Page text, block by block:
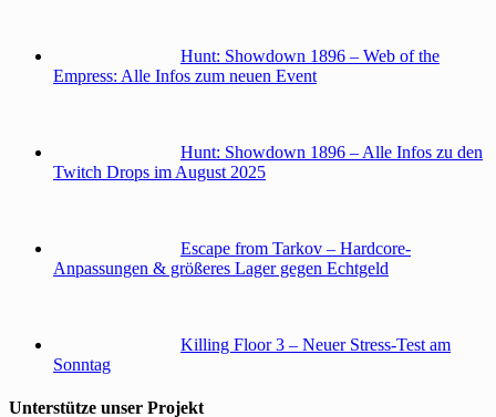
Hunt: Showdown 1896 – Web of the
Empress: Alle Infos zum neuen Event
Hunt: Showdown 1896 – Alle Infos zu den
Twitch Drops im August 2025
Escape from Tarkov – Hardcore-
Anpassungen & größeres Lager gegen Echtgeld
Killing Floor 3 – Neuer Stress-Test am
Sonntag
Unterstütze unser Projekt